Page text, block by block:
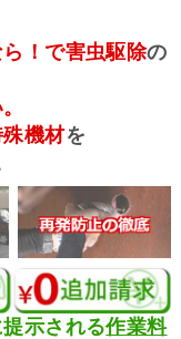
！で害虫駆除の
機材を
示される作業料